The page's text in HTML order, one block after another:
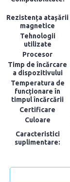
Rezistența atașării
magnetice
Tehnologii
utilizate
Procesor
Timp de încărcare
a dispozitivului
Temperatura de
funcționare în
timpul încărcării
Certificare
Culoare
Caracteristici
suplimentare: